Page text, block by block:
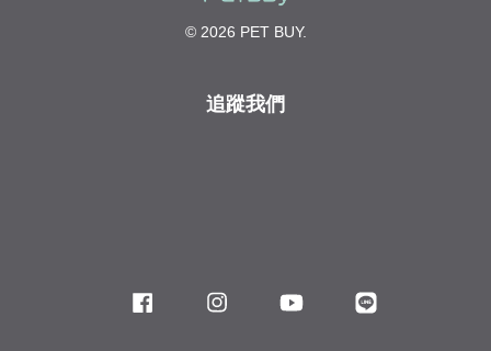
© 2026 PET BUY.
追蹤我們